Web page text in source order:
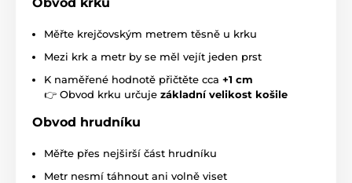
Měřte krejčovským metrem těsně u krku
Mezi krk a metr by se měl vejít jeden prst
K naměřené hodnotě přičtěte cca +1 cm
👉 Obvod krku určuje základní velikost košile
Obvod hrudníku
Měřte přes nejširší část hrudníku
Metr nesmí táhnout ani volně viset